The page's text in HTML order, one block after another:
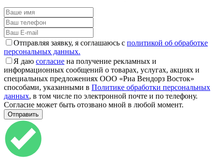
Отправляя заявку, я соглашаюсь с политикой об обработке
персональных данных.
Я даю согласие на получение рекламных и
информационных сообщений о товарах, услугах, акциях и
специальных предложениях ООО «Риа Вендорз Восток»
способами, указанными в Политике обработки персональных
данных, в том числе по электронной почте и по телефону.
Согласие может быть отозвано мной в любой момент.